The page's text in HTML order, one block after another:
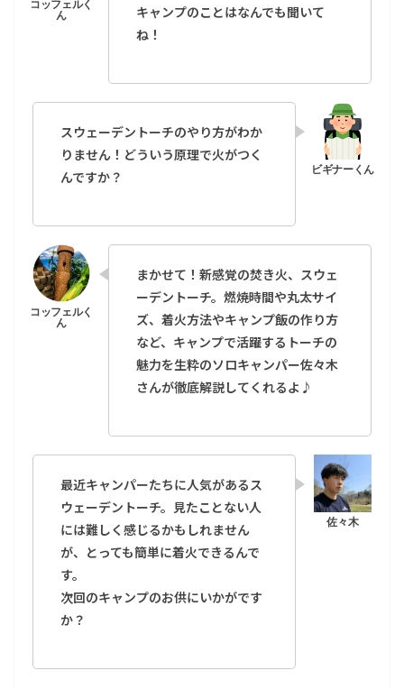
キャンプのことはなんでも聞いて
ね！
スウェーデントーチのやり方がわか
りません！どういう原理で火がつく
んですか？
まかせて！新感覚の焚き火、スウェ
ーデントーチ。燃焼時間や丸太サイ
ズ、着火方法やキャンプ飯の作り方
など、キャンプで活躍するトーチの
魅力を生粋のソロキャンパー佐々木
さんが徹底解説してくれるよ♪
最近キャンパーたちに人気があるス
ウェーデントーチ。見たことない人
には難しく感じるかもしれません
が、とっても簡単に着火できるんで
す。
次回のキャンプのお供にいかがです
か？